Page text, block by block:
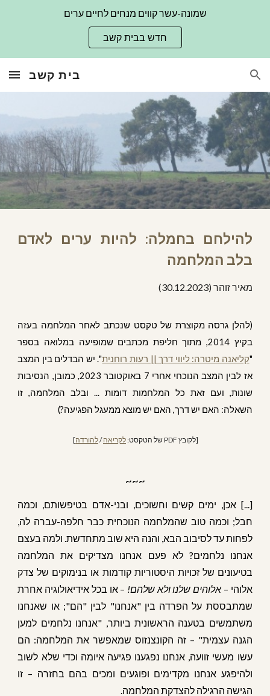
שמונה-עשר קווים מנחים לחיים ערים
חדש בבית קשב
בית קשב
להילחם בחמלה: להיות ערים לאדם
בלב המלחמה
מאיר זוהר (30.12.2023)
(להלן גרסה מקוצרת של טקסט שנכתב לאחר המלחמה בעזה
בקיץ 2014
, מתוך חליפת מכתבים שמופיעה במלואה בספר
"קליאנה מיטרה: ליווי דרך || רעות רוחנית". יש הבדלים בין המצב
אז לבין המצב הנוכחי אחרי 7 באוקטובר 2023, כמובן, הנסיבות
שונות, ועם זאת כל המלחמות דומות ... ובלב המלחמה, זו
השאלה: האם יש דרך, האם יש מוצא ממעגל הפגיעה?)
[לקובץ PDF של הטקסט: לקריאה/להורדה]
~~~
[...] אכן, ימים קשים וחשוכים, ובני-אדם בטיפשותם, וכמה
חבל; וכמה טוב שהמלחמה הנוכחית כבר חלפה-עברה לה,
לפחות עד לסיבוב הבא, והנה היא שוב מתחדשת. ולמה בעצם
אנחנו נלחמים? לא פעם אנחנו מצדיקים את המלחמה
בטיעונים של זכויות היסטוריות קודמות או בנימוקים של צדק
אלוהי –אלוהים שלנו ולא שלהם! – או בכל אידיאולוגיה אחרת
שמתבססת על הפרדה בין "אנחנו" לבין "הם"; או שאנחנו
משתמשים בטענה הראשונית ביותר, "אנחנו נלחמים למען
הגנה עצמית" – זה הקונצנזוס שמאפשר את המלחמה: הם
עשו מעשי זוועה, אנחנו נפגענו פגיעה איומה וכדי שלא לשוב
ולהיפגע אנחנו מקדימים ופוגעים ומכים בהם בחזרה – זו
הגישה הרגילה להצדקת המלחמה.